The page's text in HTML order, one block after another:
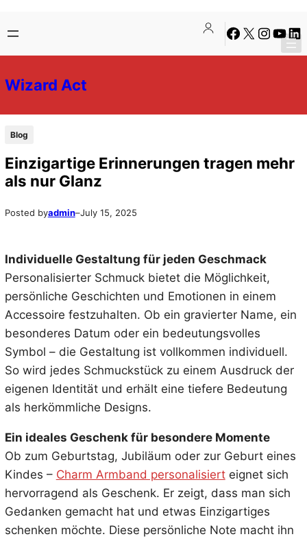
to
content
to
content
Facebook
X Instagram
Wizard Act
Blog
Einzigartige Erinnerungen tragen mehr
als nur Glanz
Posted byadmin–July 15, 2025
Individuelle Gestaltung für jeden Geschmack
Personalisierter Schmuck bietet die Möglichkeit,
persönliche Geschichten und Emotionen in einem
Accessoire festzuhalten. Ob ein gravierter Name, ein
besonderes Datum oder ein bedeutungsvolles
Symbol – die Gestaltung ist vollkommen individuell.
So wird jedes Schmuckstück zu einem Ausdruck der
eigenen Identität und erhält eine tiefere Bedeutung
als herkömmliche Designs.
Ein ideales Geschenk für besondere Momente
Ob zum Geburtstag, Jubiläum oder zur Geburt eines
Kindes – Charm Armband personalisierteignet sich
hervorragend als Geschenk. Er zeigt, dass man sich
Gedanken gemacht hat und etwas Einzigartiges
schenken möchte. Diese persönliche Note macht ihn